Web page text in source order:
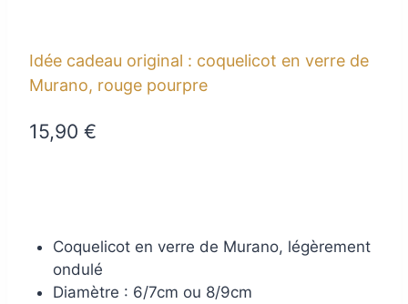
Idée cadeau original : coquelicot en verre de
Murano, rouge pourpre
15,90 €
Coquelicot en verre de Murano, légèrement
ondulé
Diamètre : 6/7cm ou 8/9cm